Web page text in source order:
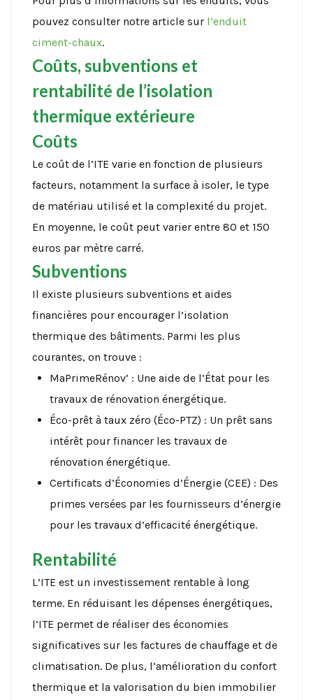
pouvez consulter notre article sur l’enduit
ciment-chaux.
Coûts, subventions et
rentabilité de l’isolation
thermique extérieure
Coûts
Le coût de l’ITE varie en fonction de plusieurs
facteurs, notamment la surface à isoler, le type
de matériau utilisé et la complexité du projet.
En moyenne, le coût peut varier entre 80 et 150
euros par mètre carré.
Subventions
Il existe plusieurs subventions et aides
financières pour encourager l’isolation
thermique des bâtiments. Parmi les plus
courantes, on trouve :
MaPrimeRénov’ : Une aide de l’État pour les
travaux de rénovation énergétique.
Éco-prêt à taux zéro (Éco-PTZ) : Un prêt sans
intérêt pour financer les travaux de
rénovation énergétique.
Certificats d’Économies d’Énergie (CEE) : Des
primes versées par les fournisseurs d’énergie
pour les travaux d’efficacité énergétique.
Rentabilité
L’ITE est un investissement rentable à long
terme. En réduisant les dépenses énergétiques,
l’ITE permet de réaliser des économies
significatives sur les factures de chauffage et de
climatisation. De plus, l’amélioration du confort
thermique et la valorisation du bien immobilier